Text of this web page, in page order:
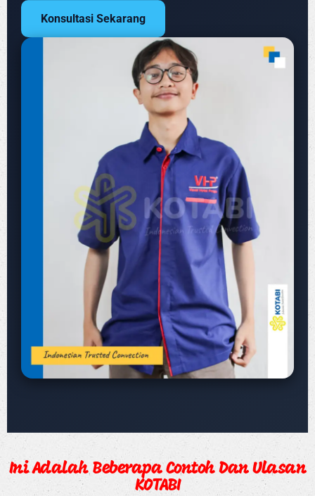
Konsultasi Sekarang
Ini Adalah Beberapa Contoh Dan Ulasan
KOTABI